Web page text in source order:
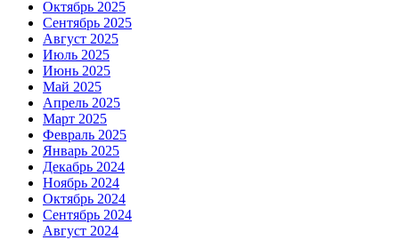
Октябрь 2025
Сентябрь 2025
Август 2025
Июль 2025
Июнь 2025
Май 2025
Апрель 2025
Март 2025
Февраль 2025
Январь 2025
Декабрь 2024
Ноябрь 2024
Октябрь 2024
Сентябрь 2024
Август 2024